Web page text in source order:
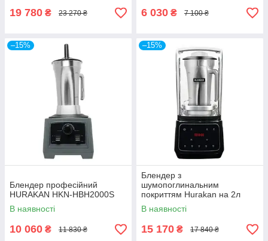
19 780 ₴ 23 270 ₴ 6 030 ₴ 7 100 ₴
–15%
Блендер професійний
HURAKAN HKN-HBH2000S
В наявності
10 060 ₴ 11 830 ₴
–15%
Блендер з
шумопоглинальним
покриттям Hurakan на 2л
чаша та 26 тис обертів
В наявності
15 170 ₴ 17 840 ₴